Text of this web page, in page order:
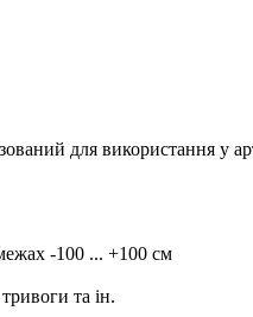
для використання у
-100 ... +100 см
та ін.